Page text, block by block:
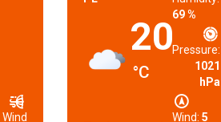
Wind
20
°C
69 %
Pressure:
1021
hPa
Wind: 5